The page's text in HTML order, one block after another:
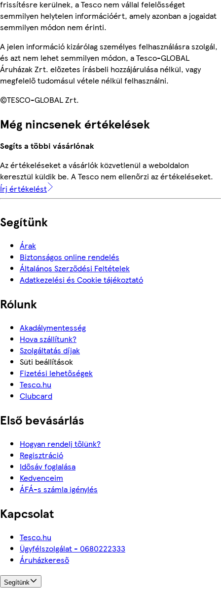
frissítésre kerülnek, a Tesco nem vállal felelősséget
semmilyen helytelen információért, amely azonban a jogaidat
semmilyen módon nem érinti.
A jelen információ kizárólag személyes felhasználásra szolgál,
és azt nem lehet semmilyen módon, a Tesco-GLOBAL
Áruházak Zrt. előzetes írásbeli hozzájárulása nélkül, vagy
megfelelő tudomásul vétele nélkül felhasználni.
©TESCO-GLOBAL Zrt.
Még nincsenek értékelések
Segíts a többi vásárlónak
Az értékeléseket a vásárlók közvetlenül a weboldalon
keresztül küldik be. A Tesco nem ellenőrzi az értékeléseket.
Írj értékelést
Segítünk
Árak
Biztonságos online rendelés
Általános Szerződési Feltételek
Adatkezelési és Cookie tájékoztató
Rólunk
Akadálymentesség
Hova szállítunk?
Szolgáltatás díjak
Süti beállítások
Fizetési lehetőségek
Tesco.hu
Clubcard
Első bevásárlás
Hogyan rendelj tőlünk?
Regisztráció
Idősáv foglalása
Kedvenceim
ÁFÁ-s számla igénylés
Kapcsolat
Tesco.hu
Ügyfélszolgálat - 0680222333
Áruházkereső
Segítünk